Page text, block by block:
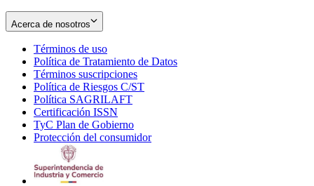
Acerca de nosotros
Términos de uso
in
new
window
Política de Tratamiento de Datos
Términos suscripciones
in
Política de Riesgos C/ST
Política SAGRILAFT
new
window
Certificación ISSN
in
new
TyC Plan de Gobierno
in
Protección del consumidorOpens